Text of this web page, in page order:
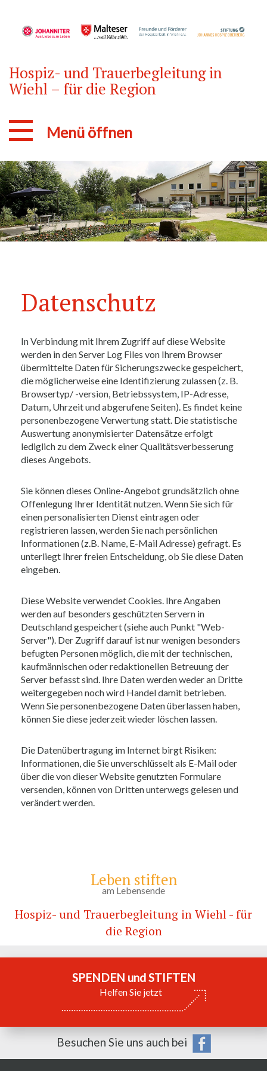
Hospiz- und Trauerbegleitung in
Wiehl – für die Region
Menü öffnen
Datenschutz
In Verbindung mit Ihrem Zugriff auf diese Website
werden in den Server Log Files von Ihrem Browser
übermittelte Daten für Sicherungszwecke gespeichert,
die möglicherweise eine Identifizierung zulassen (z. B.
Browsertyp/ -version, Betriebssystem, IP-Adresse,
Datum, Uhrzeit und abgerufene Seiten). Es findet keine
personenbezogene Verwertung statt. Die statistische
Auswertung anonymisierter Datensätze erfolgt
lediglich zu dem Zweck einer Qualitätsverbesserung
dieses Angebots.
Sie können dieses Online-Angebot grundsätzlich ohne
Offenlegung Ihrer Identität nutzen. Wenn Sie sich für
einen personalisierten Dienst eintragen oder
registrieren lassen, werden Sie nach persönlichen
Informationen (z.B. Name, E-Mail Adresse) gefragt. Es
unterliegt Ihrer freien Entscheidung, ob Sie diese Daten
eingeben.
Diese Website verwendet Cookies. Ihre Angaben
werden auf besonders geschützten Servern in
Deutschland gespeichert (siehe auch Punkt "Web-
Server"). Der Zugriff darauf ist nur wenigen besonders
befugten Personen möglich, die mit der technischen,
kaufmännischen oder redaktionellen Betreuung der
Server befasst sind. Ihre Daten werden weder an Dritte
weitergegeben noch wird Handel damit betrieben.
Wenn Sie personenbezogene Daten überlassen haben,
können Sie diese jederzeit wieder löschen lassen.
Die Datenübertragung im Internet birgt Risiken:
Informationen, die Sie unverschlüsselt als E-Mail oder
über die von dieser Website genutzten Formulare
versenden, können von Dritten unterwegs gelesen und
verändert werden.
Leben stiften
am Lebensende
Hospiz- und Trauerbegleitung in Wiehl - für
die Region
SPENDEN und STIFTEN
Helfen Sie jetzt
Besuchen Sie uns auch bei